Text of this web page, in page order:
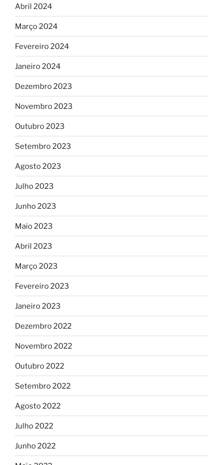
Abril 2024
Março 2024
Fevereiro 2024
Janeiro 2024
Dezembro 2023
Novembro 2023
Outubro 2023
Setembro 2023
Agosto 2023
Julho 2023
Junho 2023
Maio 2023
Abril 2023
Março 2023
Fevereiro 2023
Janeiro 2023
Dezembro 2022
Novembro 2022
Outubro 2022
Setembro 2022
Agosto 2022
Julho 2022
Junho 2022